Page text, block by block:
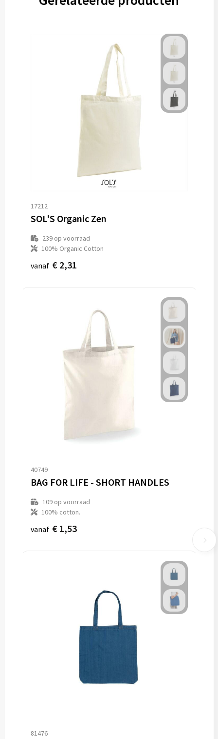
17212
SOL'S Organic Zen
239op voorraad
100% Organic Cotton
vanaf € 2,31
40749
BAG FOR LIFE - SHORT HANDLES
109op voorraad
100% cotton.
vanaf € 1,53
81476